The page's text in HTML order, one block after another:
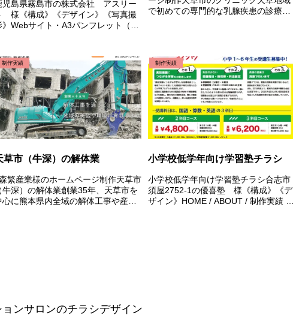
児島県霧島市の株式会社 アスリー
様《構成》《デザイン》《写真撮
》Webサイト・A3パンフレット（会
で初めての専門的な乳腺疾患の診療を
供...
制作実績
草市（牛深）の解体業
繁産業様のホームページ制作天草市
牛深）の解体業創業35年、天草市を
心に熊本県内全域の解体工事や産業
制作実績
小学校低学年向け学習塾チラシ
小学校低学年向け学習塾チラシ合志市
須屋2752-1の優喜塾 様《構成》《デ
ザイン》HOME / ABOUT / 制作実績 /
ョンサロンのチラシデザイン